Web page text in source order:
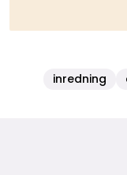
inredning